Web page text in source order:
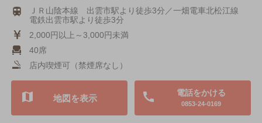
ＪＲ山陰本線 出雲市駅より徒歩3分／一畑電車北松江線
電鉄出雲市駅より徒歩3分
2,000円以上～3,000円未満
40席
店内喫煙可（禁煙席なし）
電話をかける
0853-24-0169
地図を表示